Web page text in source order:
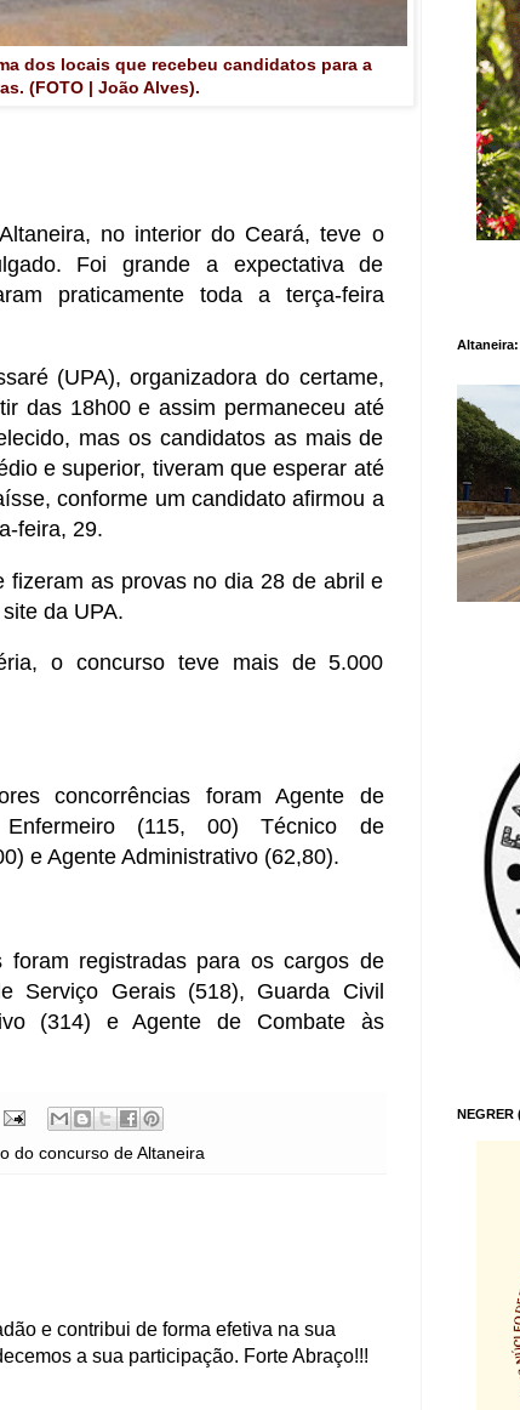
dos locais que recebeu candidatos para a
(FOTO | João Alves).
no interior do Ceará, teve o
Foi grande a expectativa de
praticamente toda a terça-feira
(UPA), organizadora do certame,
das 18h00 e assim permaneceu até
mas os candidatos as mais de
e superior, tiveram que esperar até
conforme um candidato afirmou a
feira, 29.
fizeram as provas no dia 28 de abril e
da UPA.
o concurso teve mais de 5.000
concorrências foram Agente de
(115, 00) Técnico de
e Agente Administrativo (62,80).
registradas para os cargos de
Serviço Gerais (518), Guarda Civil
(314) e Agente de Combate às
do concurso de Altaneira
e contribui de forma efetiva na sua
a sua participação. Forte Abraço!!!
NEGRER